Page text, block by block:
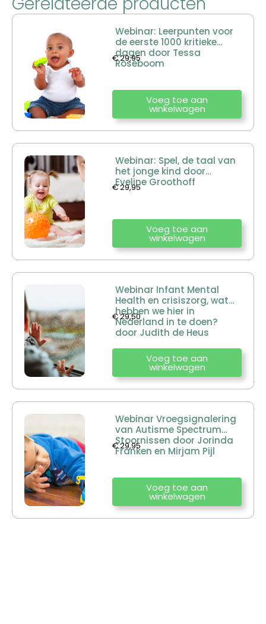
Webinar: Leerpunten voor
de eerste 1000 kritieke
dagen door Tessa
Roseboom
€29,95
Voeg toe aan
winkelwagen
Webinar: Spel, de taal van
het jonge kind door
Eveline Groothoff
€29,95
Voeg toe aan
winkelwagen
Webinar Infant Mental
Health en crisiszorg, wat
hebben we hier in
Nederland in te doen?
door Judith de Heus
€29,50
Voeg toe aan
winkelwagen
Webinar Vroegsignalering
van Autisme Spectrum
Stoornissen door Jorinda
Franken en Mirjam Pijl
€29,95
Voeg toe aan
winkelwagen